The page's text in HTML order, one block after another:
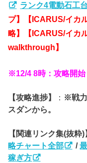
ランク4電動石工
プ】【ICARUS/イカ
略】【ICARUS/イカ
walkthrough】
※12/4 8時：攻略開
【攻略進捗】 ： ※戦力
スダンから。
【関連リンク集(抜粋)
略チャート全部
/
稼ぎ方